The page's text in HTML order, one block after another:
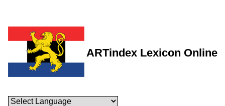
ARTindex Lexicon Online